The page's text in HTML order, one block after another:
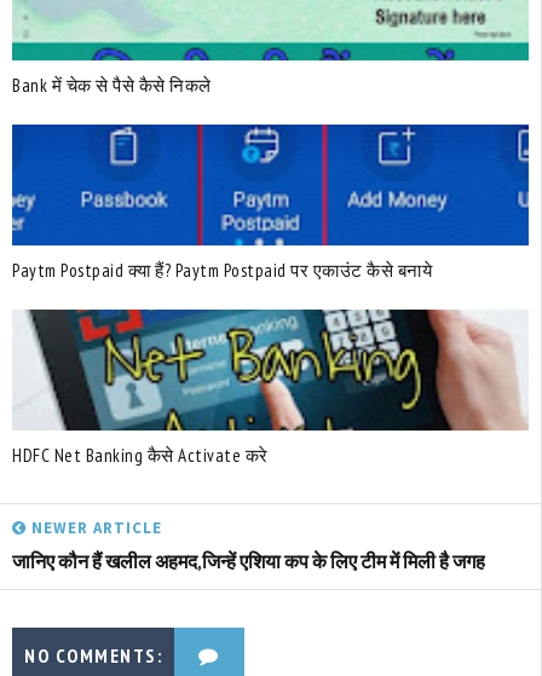
Bank में चेक से पैसे कैसे निकले
Paytm Postpaid क्या हैं? Paytm Postpaid पर एकाउंट कैसे बनाये
HDFC Net Banking कैसे Activate करे
NEWER ARTICLE
जानिए कौन हैं खलील अहमद,जिन्हें एशिया कप के लिए टीम में मिली है जगह
NO COMMENTS: